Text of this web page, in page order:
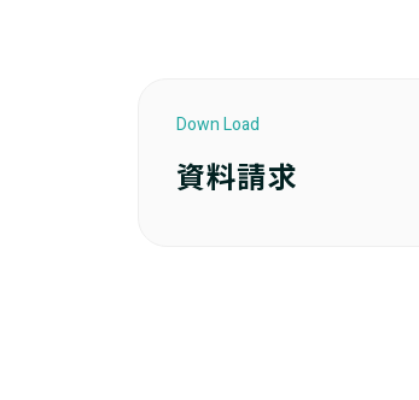
Down Load
資料請求